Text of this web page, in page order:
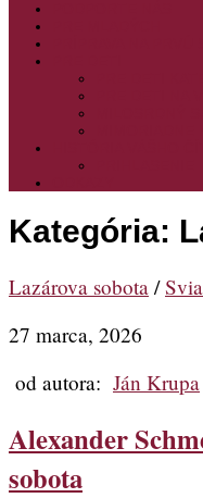
Kategória:
Lazárova sobota /
27 marca, 2026
od autora: Ján Krupa
Alexander
sobota